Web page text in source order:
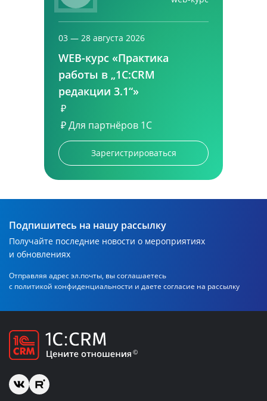
03 — 28 августа 2026
WEB-курс «Практика
работы в „1С:CRM
редакции 3.1“»
₽
₽Для партнёров 1С
Зарегистрироваться
Подпишитесь на нашу рассылку
Получайте последние новости о мероприятиях
и обновлениях
Отправляя адрес эл.почты, вы соглашаетесь
с политикой конфиденциальности и даете согласие на рассылку